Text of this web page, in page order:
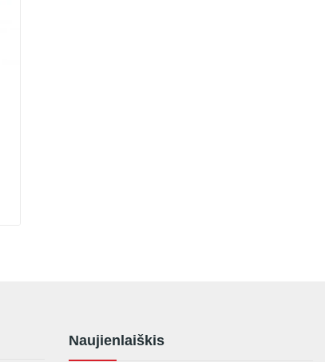
Naujienlaiškis